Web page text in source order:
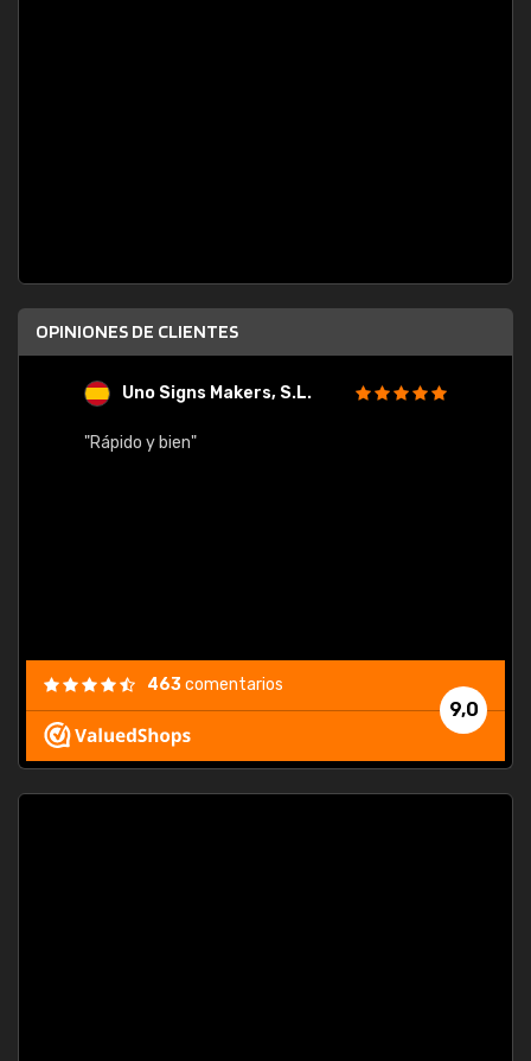
OPINIONES DE CLIENTES
Uno Signs Makers, S.L.
"Rápido y bien"
9,0
463comentarios